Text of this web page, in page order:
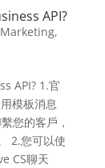
API?
Marketing,
API? 1.官
模板消息
您的客戶，
2.您可以使
CS聊天